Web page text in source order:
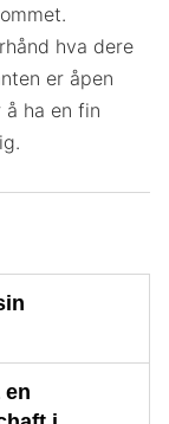
hva dere
er åpen
å ha en fin
en